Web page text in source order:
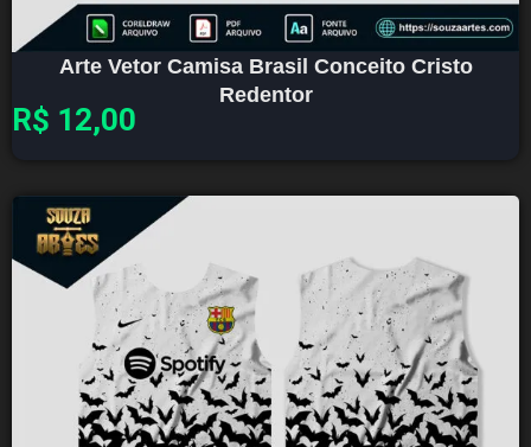
Arte Vetor Camisa Brasil Conceito Cristo
Redentor
R$ 12,00